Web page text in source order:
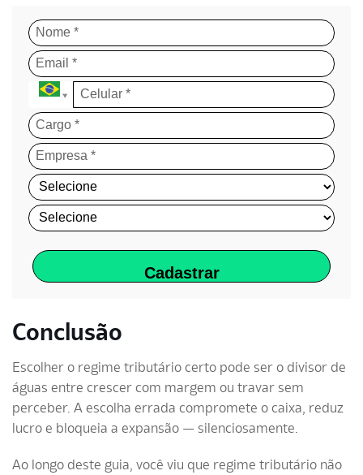
Cadastrar
Conclusão
Escolher o regime tributário certo pode ser o divisor de
águas entre crescer com margem ou travar sem
perceber. A escolha errada compromete o caixa, reduz
lucro e bloqueia a expansão — silenciosamente.
Ao longo deste guia, você viu que regime tributário não